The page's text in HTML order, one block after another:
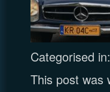
Categorised in:
This post was